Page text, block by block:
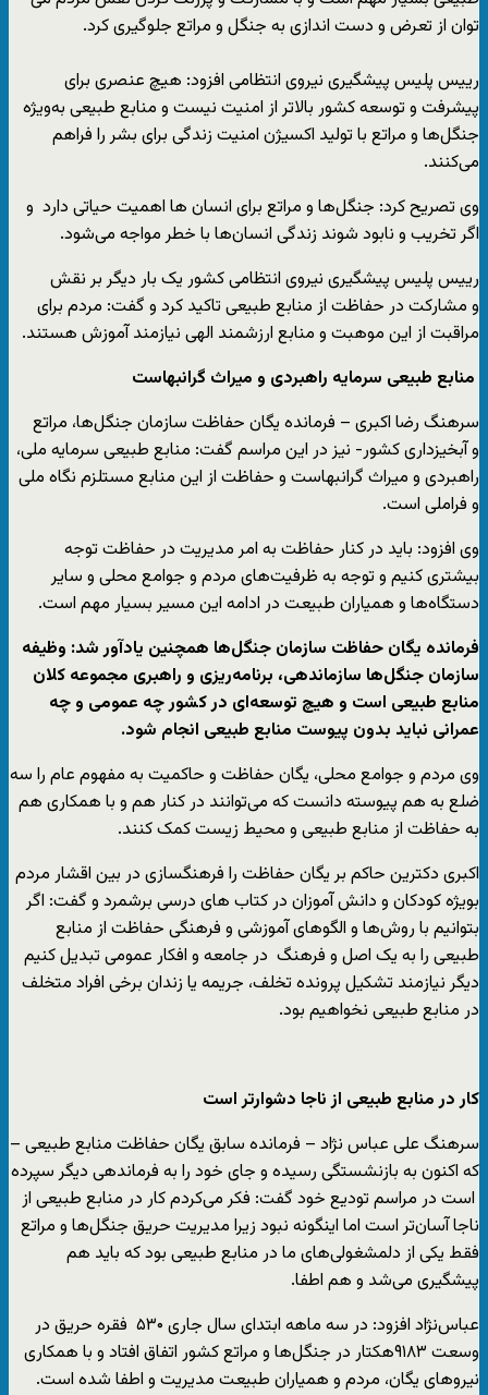
توان از تعرض و دست اندازی به جنگل و مراتع جلوگیری کرد.
رییس پلیس پیشگیری نیروی انتظامی افزود: هیچ عنصری برای
پیشرفت و توسعه کشور بالاتر از امنیت نیست و منابع طبیعی به‌ویژه
جنگل‌ها و مراتع با تولید اکسیژن امنیت زندگی برای بشر را فراهم
می‌کنند.
وی تصریح کرد: جنگل‌ها و مراتع برای انسان ها اهمیت حیاتی دارد و
اگر تخریب و نابود شوند زندگی انسان‌ها با خطر مواجه می‌شود.
رییس پلیس پیشگیری نیروی انتظامی کشور یک بار دیگر بر نقش
و مشارکت در حفاظت از منابع طبیعی تاکید کرد و گفت: مردم برای
مراقبت از این موهبت و منابع ارزشمند الهی نیازمند آموزش هستند.
منابع طبیعی سرمایه راهبردی و میراث گرانبهاست
سرهنگ رضا اکبری – فرمانده یگان حفاظت سازمان جنگل‌ها، مراتع
و آبخیزداری کشور- نیز در این مراسم گفت: منابع طبیعی سرمایه ملی،
راهبردی و میراث گرانبهاست و حفاظت از این منابع مستلزم نگاه ملی
و فراملی است.
وی افزود: باید در کنار حفاظت به امر مدیریت در حفاظت توجه
بیشتری کنیم و توجه به ظرفیت‌های مردم و جوامع محلی و سایر
دستگاه‌ها و همیاران طبیعت در ادامه این مسیر بسیار مهم است.
فرمانده یگان حفاظت سازمان جنگل‌ها همچنین یادآور شد: وظیفه
سازمان جنگل‌ها سازماندهی، برنامه‌ریزی و راهبری مجموعه کلان
منابع طبیعی است و هیچ توسعه‌ای در کشور چه عمومی و چه
عمرانی نباید بدون پیوست منابع طبیعی انجام شود.
وی مردم و جوامع محلی، یگان حفاظت و حاکمیت به مفهوم عام را سه
ضلع به هم پیوسته دانست که می‌توانند در کنار هم و با همکاری هم
به حفاظت از منابع طبیعی و محیط زیست کمک کنند.
اکبری دکترین حاکم بر یگان حفاظت را فرهنگسازی در بین اقشار مردم
بویژه کودکان و دانش آموزان در کتاب های درسی برشمرد و گفت: اگر
بتوانیم با روش‌ها و الگوهای آموزشی و فرهنگی حفاظت از منابع
طبیعی را به یک اصل و فرهنگ در جامعه و افکار عمومی تبدیل کنیم
دیگر نیازمند تشکیل پرونده تخلف، جریمه یا زندان برخی افراد متخلف
در منابع طبیعی نخواهیم بود.
کار در منابع طبیعی از ناجا دشوارتر است
سرهنگ علی عباس نژاد – فرمانده سابق یگان حفاظت منابع طبیعی –
که اکنون به بازنشستگی رسیده و جای خود را به فرماندهی دیگر سپرده
است در مراسم تودیع خود گفت: فکر می‌کردم کار در منابع طبیعی از
ناجا آسان‌تر است اما اینگونه نبود زیرا مدیریت حریق جنگل‌ها و مراتع
فقط یکی از دلمشغولی‌های ما در منابع طبیعی بود که باید هم
پیشگیری می‌شد و هم اطفا.
عباس‌نژاد افزود: در سه ماهه ابتدای سال جاری ۵۳۰ فقره حریق در
وسعت ۹۱۸۳هکتار در جنگل‌ها و مراتع کشور اتفاق افتاد و با همکاری
نیروهای یگان، مردم و همیاران طبیعت مدیریت و اطفا شده است.